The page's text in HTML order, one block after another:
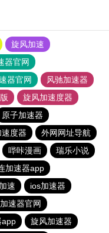
旋风加速
器官网
器官网
风驰加速器
旋风加速度器
原子加速器
度器
外网网址导航
哔咔漫画
瑞乐小说
加速器app
速
ios加速器
速器官网
app 旋风加速器